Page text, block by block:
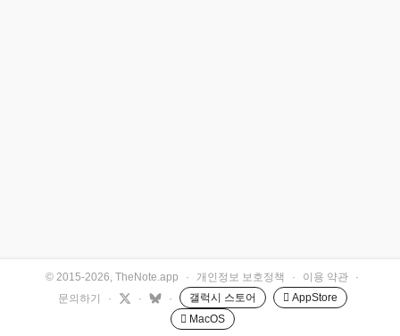
© 2015-2026, TheNote.app · 개인정보 보호정책 · 이용 약관
·
문의하기
· · · 갤럭시 스토어
 AppStore
 MacOS